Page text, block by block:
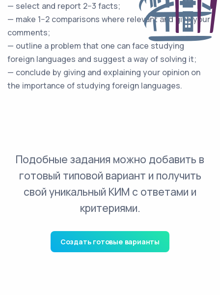
— select and report 2−3 facts;
— make 1−2 comparisons where relevant and give your
comments;
— outline a problem that one can face studying
foreign languages and suggest a way of solving it;
— conclude by giving and explaining your opinion on
the importance of studying foreign languages.
Подобные задания можно добавить в
готовый типовой вариант и получить
свой уникальный КИМ с ответами и
критериями.
Создать готовые варианты